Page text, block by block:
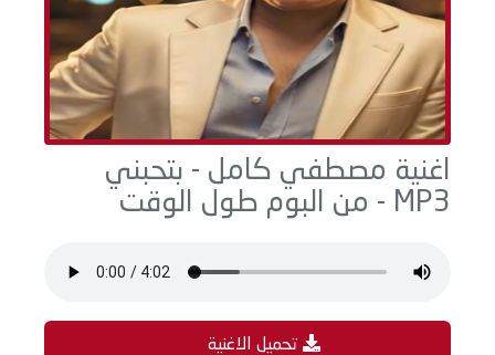
اغنية مصطفي كامل - بتحبني
MP3 - من البوم طول الوقت
تحميل الاغنية